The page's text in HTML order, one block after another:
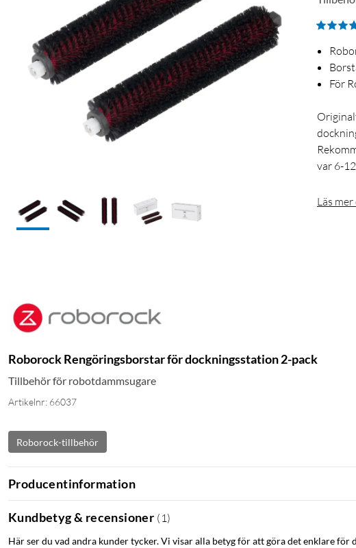
För
var 6-
Läs
Roborock Rengöringsborstar för dockningsstation 2-pack
Tillbehör för robotdammsugare
Artikelnr: 66037
Roborock-tillbehör
Producentinformation
Kundbetyg & recensioner ( 1 )
Här ser du vad andra kunder tycker. Vi visar alla betyg för att göra det enklare